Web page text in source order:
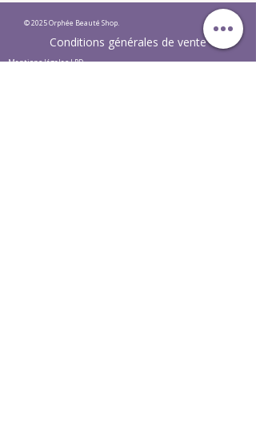
© 2025 Orphée Beauté Shop.
Conditions générales de vente
Mentions légales LPD